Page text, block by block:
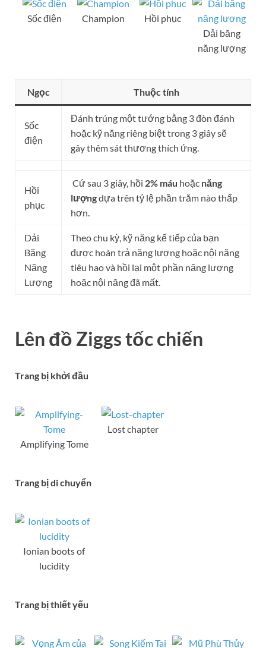
Sốc điện Champion
Hồi phục
Dải băng
năng lượng
Ngọc Thuộc tính
Sốc
điện
Đánh trúng một tướng bằng 3 đòn đánh
hoặc kỹ năng riêng biệt trong 3 giây sẽ
gây thêm sát thương thích ứng.
Hồi
phục
Cứ sau 3 giây, hồi 2% máu hoặc năng
lượngdựa trên tỷ lệ phần trăm nào thấp
hơn.
Dải
Băng
Năng
Lượng
Theo chu kỳ, kỹ năng kế tiếp của bạn
được hoàn trả năng lượng hoặc nội năng
tiêu hao và hồi lại một phần năng lượng
hoặc nội năng đã mất.
Lên đồ Ziggs tốc chiến
Trang bị khởi đầu
Amplifying Tome
Lost chapter
Trang bị di chuyển
Ionian boots of
lucidity
Trang bị thiết yếu